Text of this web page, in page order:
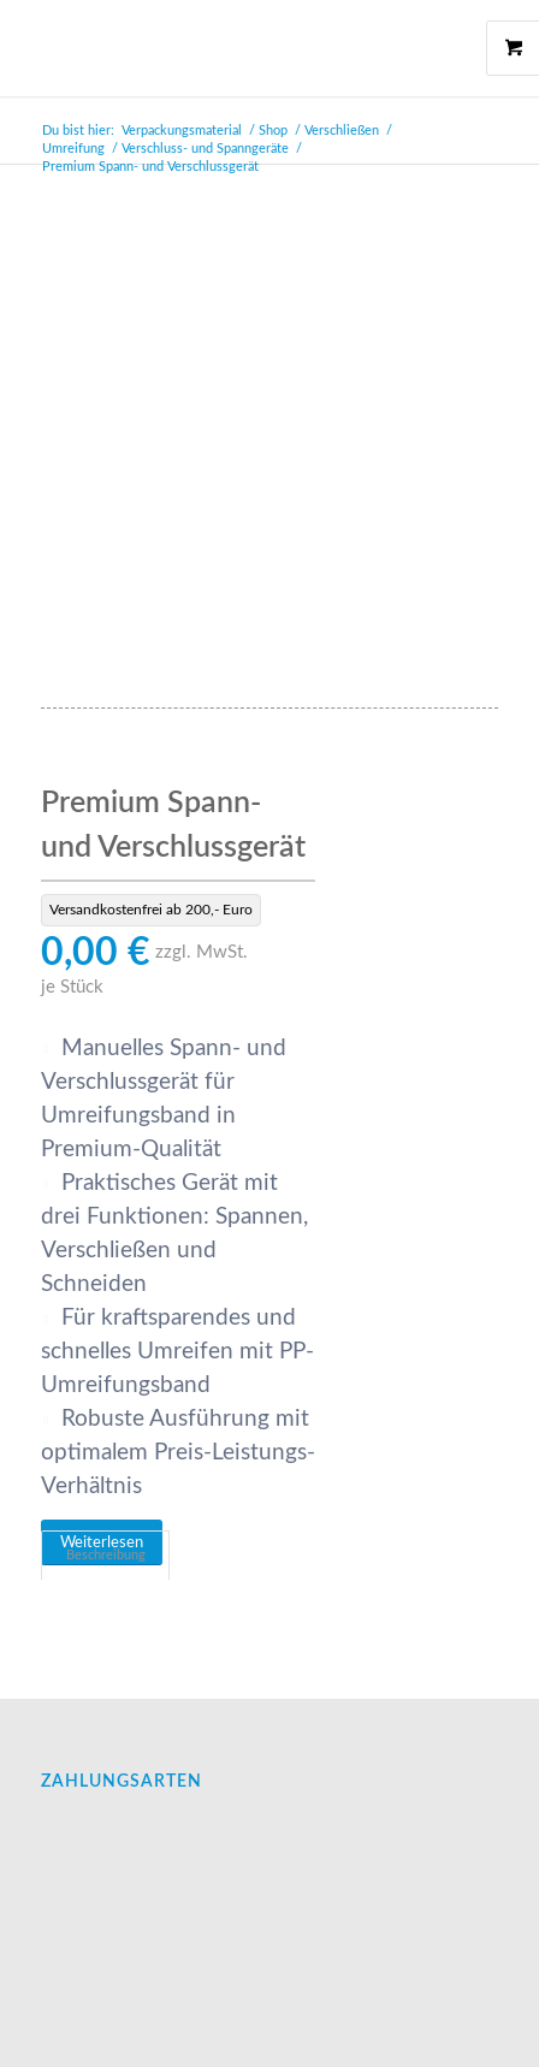
Du bist hier: Verpackungsmaterial / Shop / Verschließen
/
Umreifung
/ Verschluss- und Spanngeräte
/
Premium Spann- und Verschlussgerät
Premium Spann-
und Verschlussgerät
Versandkostenfrei ab 200,- Euro
0,00 € zzgl. MwSt.
je Stück
Manuelles Spann- und
Verschlussgerät für
Umreifungsband in
Premium-Qualität
Praktisches Gerät mit
drei Funktionen: Spannen,
Verschließen und
Schneiden
Für kraftsparendes und
schnelles Umreifen mit PP-
Umreifungsband
Robuste Ausführung mit
optimalem Preis-Leistungs-
Verhältnis
Weiterlesen
Beschreibung
ZAHLUNGSARTEN